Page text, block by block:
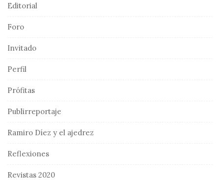
Editorial
Foro
Invitado
Perfil
Prófitas
Publirreportaje
Ramiro Díez y el ajedrez
Reflexiones
Revistas 2020